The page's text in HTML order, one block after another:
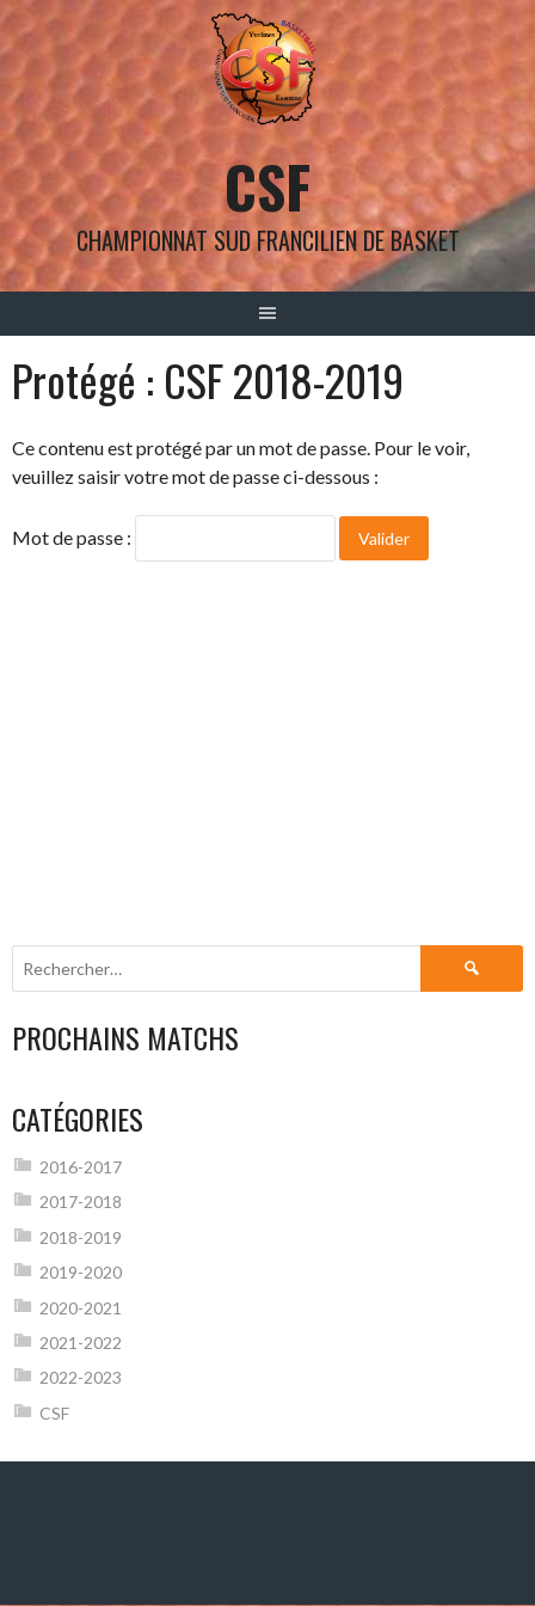
Aller
au
CSF
CHAMPIONNAT SUD FRANCILIEN DE BASKET
Protégé : CSF 2018-2019
Ce contenu est protégé par un mot de passe. Pour le voir,
veuillez saisir votre mot de passe ci-dessous :
Mot de passe :
Rechercher :
PROCHAINS MATCHS
CATÉGORIES
2016-2017
2017-2018
2018-2019
2019-2020
2020-2021
2021-2022
2022-2023
CSF